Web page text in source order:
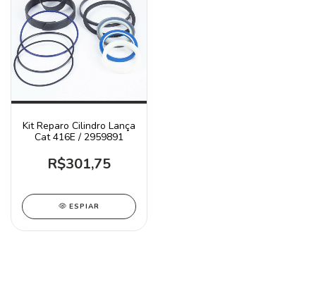
Kit Reparo Cilindro Lança
Cat 416E / 2959891
R$301,75
ESPIAR